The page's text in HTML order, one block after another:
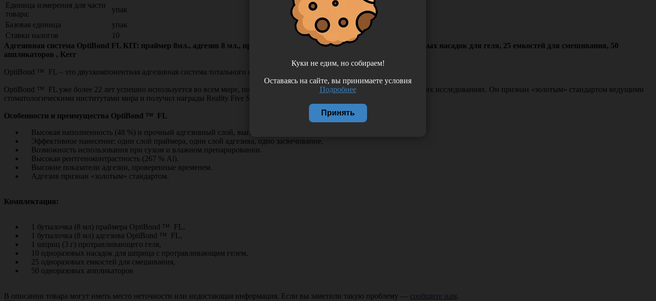
Единица измерения для части
товара:
упак
Базовая единица
упак
Ставки налогов
10
Адгезивная система OptiBond FL KIT: праймер 8мл., адгезив 8 мл., протравливающий гель 1 шприц х 3 г., 10 одноразовых насадок для геля, 25 емкостей для смешивания, 50
аппликаторов , Kerr
OptiBond ™ FL – это двухкомпонентная адгезивная система тотального протравливания.
OptiBond ™ FL уже более 22 лет успешно используется во всем мире, подтверждая свое качество в долгосрочных клинических исследованиях. Он признан «золотым» стандартом ведущими
стоматологическими институтами мира и получил награды Reality Five Star Award в 2010 г. и The Dental Advisor в 2015 году.
Особенности и преимущества OptiBond ™ FL
Высокая наполненность (48 %) и прочный адгезивный слой, выполняющий также функцию суперадаптивного слоя.
Эффективное нанесение: один слой праймера, один слой адгезива, одно засвечивание.
Возможность использования при сухом и влажном препарировании.
Высокая рентгеноконтрастность (267 % Al).
Высокие показатели адгезии, проверенные временем.
Адгезив признан «золотым» стандартом.
Комплектация:
1 бутылочка (8 мл) праймера OptiBond ™ FL,
1 бутылочка (8 мл) адгезива OptiBond ™ FL,
1 шприц (3 г) протравливающего геля,
10 одноразовых насадок для шприца с протравливающим гелем,
25 одноразовых емкостей для смешивания,
50 одноразовых аппликаторов
В описании товара могут иметь место неточности или недостающая информация. Если вы заметили такую проблему — сообщите нам.
Куки не едим, но собираем!
Оставаясь на сайте, вы принимаете условия
Подробнее
Принять